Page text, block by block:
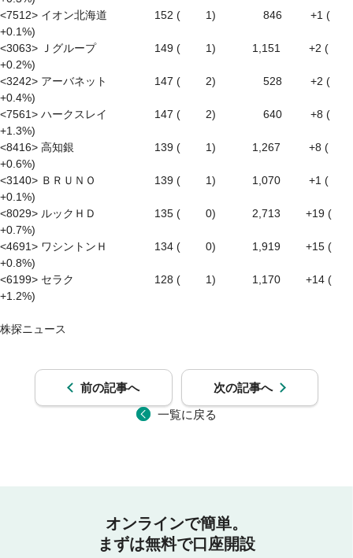
<7512> イオン北海道　　　　 152 (　　 1)　　　　 846 　　 +1 (
+0.1%)
<3063> Ｊグループ　　　　　 149 (　　 1)　　　 1,151 　　 +2 (
+0.2%)
<3242> アーバネット　　　　 147 (　　 2)　　　　 528 　　 +2 (
+0.4%)
<7561> ハークスレイ　　　　 147 (　　 2)　　　　 640 　　 +8 (
+1.3%)
<8416> 高知銀　　　　　　　 139 (　　 1)　　　 1,267 　　 +8 (
+0.6%)
<3140> ＢＲＵＮＯ　　　　　 139 (　　 1)　　　 1,070 　　 +1 (
+0.1%)
<8029> ルックＨＤ　　　　　 135 (　　 0)　　　 2,713　　 +19 (
+0.7%)
<4691> ワシントンＨ　　　　 134 (　　 0)　　　 1,919　　 +15 (
+0.8%)
<6199> セラク　　　　　　　 128 (　　 1)　　　 1,170　　 +14 (
+1.2%)
前の記事へ
次の記事へ
一覧に戻る
オンラインで簡単。
まずは無料で口座開設